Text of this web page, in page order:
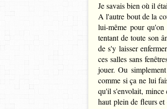
Je savais bien où il
A l'autre bout de la
lui-même pour
tentant de toute son
de s'y laisser
ces salles sans
jouer. Ou
comme si ça ne lui
qu'il s'envolait, mince
haut plein de fleurs